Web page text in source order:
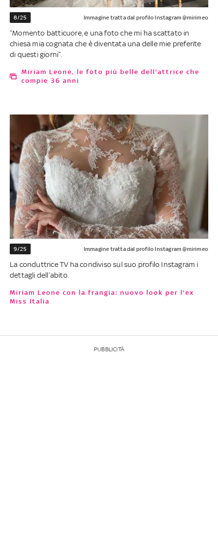
8/25 Immagine tratta dal profilo Instagram @mirimeo
“Momento batticuore, e una foto che mi ha scattato in
chiesa mia cognata che è diventata una delle mie preferite
di questi giorni”.
Miriam Leone, le foto più belle dell'attrice che
compie 36 anni
9/25 Immagine tratta dal profilo Instagram @mirimeo
La conduttrice TV ha condiviso sul suo profilo Instagram i
dettagli dell’abito.
Miriam Leone con la frangia: nuovo look per l'ex
Miss Italia
PUBBLICITÀ